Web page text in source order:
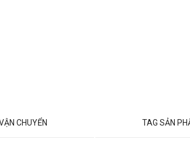
CHUYỂN TAG SẢN